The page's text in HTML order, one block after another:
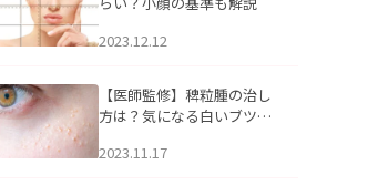
2023.12.12
【医師監修】稗粒腫の治し
方は？気になる白いブツブ
アについて
2023.11.17